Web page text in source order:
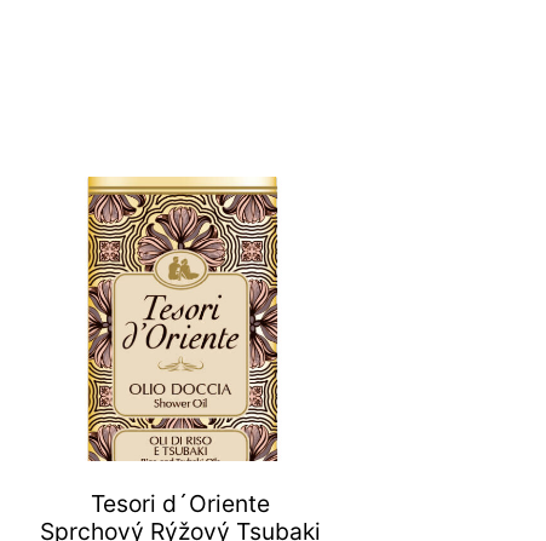
Tesori d´Oriente
Sprchový Rýžový Tsubaki